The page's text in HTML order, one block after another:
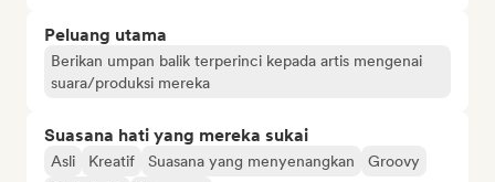
Peluang utama
Berikan umpan balik terperinci kepada artis mengenai
suara/produksi mereka
Suasana hati yang mereka sukai
Asli Kreatif Suasana yang menyenangkan
Groovy